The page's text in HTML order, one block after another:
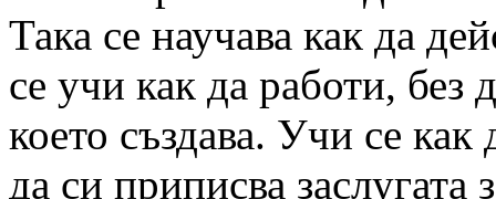
Така се научава как да
се учи как да работи, без
което създава. Учи се как
да си приписва заслугата